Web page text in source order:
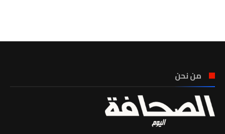
من نحن